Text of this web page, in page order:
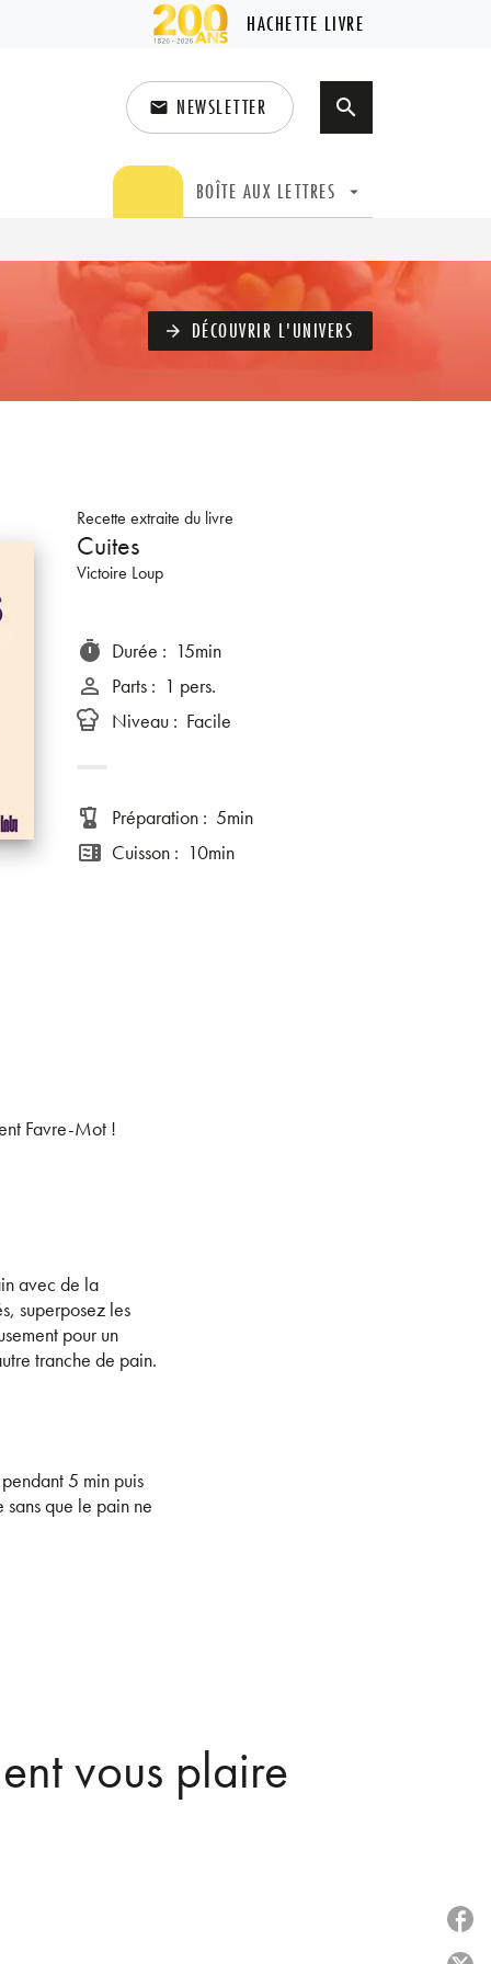
HACHETTE LIVRE
email NEWSLETTER search
BOÎTE AUX LETTRES arrow_drop_down
arrow_forward DÉCOUVRIR L'UNIVERS
Recette extraite du livre
Cuites
Victoire Loup
timer Durée : 15min
person_outline Parts: 1 pers.
Niveau: Facile
blender Préparation: 5min
microwave Cuisson: 10min
Favre-Mot !
avec de la
superposez les
pour un
tranche de pain.
5 min puis
que le pain ne
vous plaire